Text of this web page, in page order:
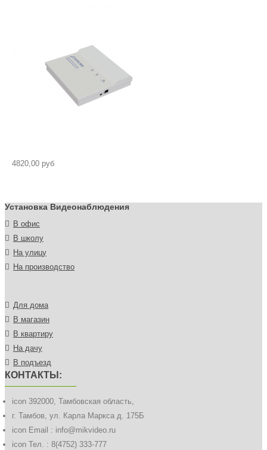
4820,00 руб
Установка Видеонаблюдения
В офис
В школу
На улицу
На производство
Для дома
В магазин
В квартиру
На дачу
В подъезд
КОНТАКТЫ:
icon 392000, Тамбовская область,
г. Тамбов, ул. Карла Маркса д. 175Б
icon Email : info@mikvideo.ru
icon Тел. : 8(4752) 333-777